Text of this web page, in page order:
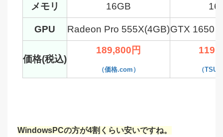
メモリ 16GB
GPU Radeon Pro 555X(4GB)GTX 1650
価格(税込)
189,800円
（価格.com） （
WindowsPCの方が4割くらい安いですね。